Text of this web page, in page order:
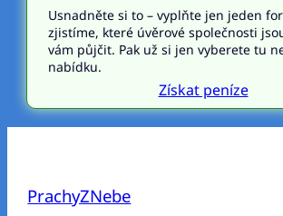
Usnadněte si to – vyplňte jen jeden
zjistíme, které úvěrové společnosti
vám půjčit. Pak už si jen vyberete tu
nabídku.
Získat peníze
PrachyZNebe